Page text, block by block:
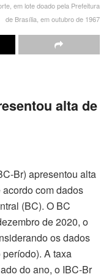
em lote doado pela Prefeitura
de Brasília, em outubro de 1967
alta de
Br) apresentou alta
com dados
(BC). O BC
de 2020, o
os dados
A taxa
do ano, o IBC-Br